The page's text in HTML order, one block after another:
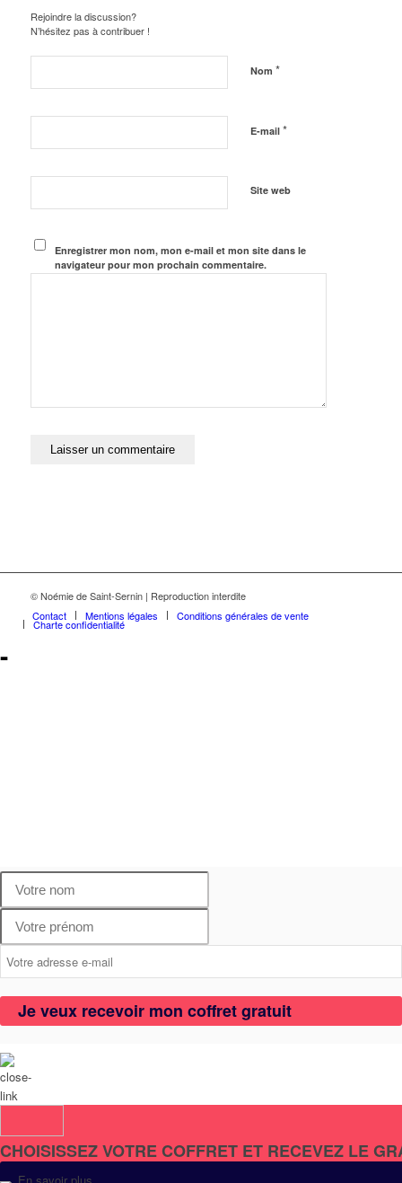
Rejoindre la discussion?
N’hésitez pas à contribuer !
Nom *
E-mail *
Site web
Enregistrer mon nom, mon e-mail et mon site dans le
navigateur pour mon prochain commentaire.
© Noémie de Saint-Sernin | Reproduction interdite
Contact
Mentions légales Conditions générales de vente
Charte confidentialité
-
Je veux recevoir mon coffret gratuit
CHOISISSEZ VOTRE COFFRET ET RECEVEZ LE